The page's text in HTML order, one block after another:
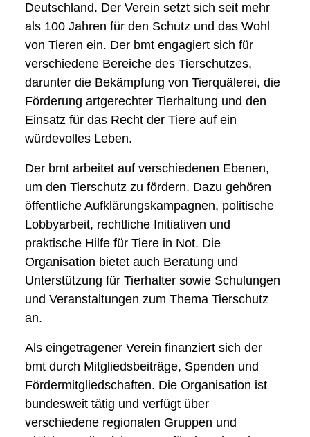
Deutschland. Der Verein setzt sich seit mehr
als 100 Jahren für den Schutz und das Wohl
von Tieren ein. Der bmt engagiert sich für
verschiedene Bereiche des Tierschutzes,
darunter die Bekämpfung von Tierquälerei, die
Förderung artgerechter Tierhaltung und den
Einsatz für das Recht der Tiere auf ein
würdevolles Leben.
Der bmt arbeitet auf verschiedenen Ebenen,
um den Tierschutz zu fördern. Dazu gehören
öffentliche Aufklärungskampagnen, politische
Lobbyarbeit, rechtliche Initiativen und
praktische Hilfe für Tiere in Not. Die
Organisation bietet auch Beratung und
Unterstützung für Tierhalter sowie Schulungen
und Veranstaltungen zum Thema Tierschutz
an.
Als eingetragener Verein finanziert sich der
bmt durch Mitgliedsbeiträge, Spenden und
Fördermitgliedschaften. Die Organisation ist
bundesweit tätig und verfügt über
verschiedene regionalen Gruppen und